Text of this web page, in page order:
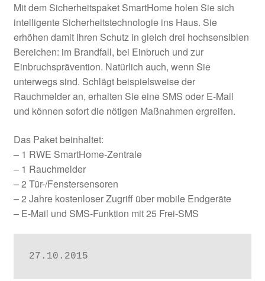
Mit dem Sicherheitspaket SmartHome holen Sie sich
intelligente Sicherheitstechnologie ins Haus. Sie
erhöhen damit Ihren Schutz in gleich drei hochsensiblen
Bereichen: im Brandfall, bei Einbruch und zur
Einbruchsprävention. Natürlich auch, wenn Sie
unterwegs sind. Schlägt beispielsweise der
Rauchmelder an, erhalten Sie eine SMS oder E-Mail
und können sofort die nötigen Maßnahmen ergreifen.
Das Paket beinhaltet:
– 1 RWE SmartHome-Zentrale
– 1 Rauchmelder
– 2 Tür-/Fenstersensoren
– 2 Jahre kostenloser Zugriff über mobile Endgeräte
– E-Mail und SMS-Funktion mit 25 Frei-SMS
27.10.2015